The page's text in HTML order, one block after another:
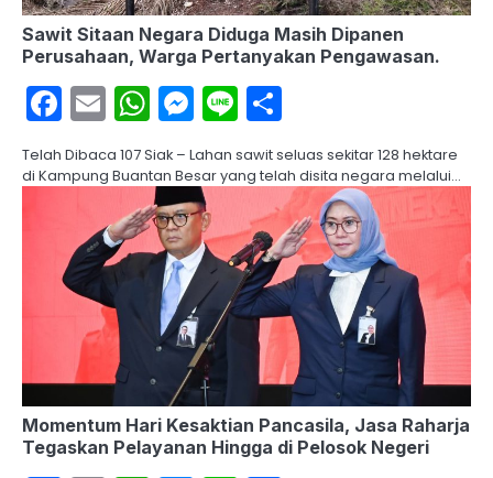
Sawit Sitaan Negara Diduga Masih Dipanen
Perusahaan, Warga Pertanyakan Pengawasan.
Facebook
EmailWhatsApp
Messenger
Line
Telah Dibaca 107 Siak – Lahan sawit seluas sekitar 128 hektare
di Kampung Buantan Besar yang telah disita negara melalui…
Momentum Hari Kesaktian Pancasila, Jasa Raharja
Tegaskan Pelayanan Hingga di Pelosok Negeri